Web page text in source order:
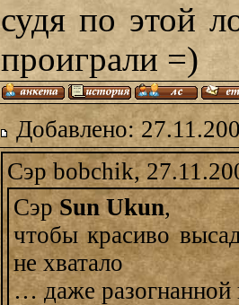
судя по этой
проиграли =)
Добавлено:
Сэр bobchik,
СэрSun Ukun,
чтобы красиво
не хватало
… даже разогнанной